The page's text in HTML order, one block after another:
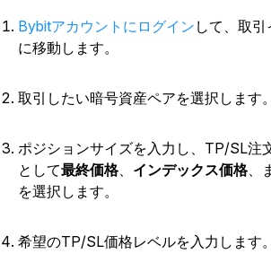
Bybitアカウントにログイン して、取
に移動します。
取引したい暗号資産ペアを選択します。
ポジションサイズを入力し、TP/SL注
として最終価格、 インデックス価格、
を選択します。
希望のTP/SL価格レベルを入力します。